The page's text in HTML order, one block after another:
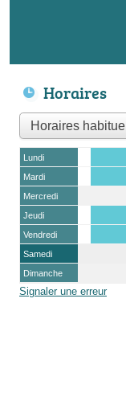
Horaires
Lundi
Mardi
Mercredi
Jeudi
Vendredi
Samedi
Dimanche
Signaler une erreur